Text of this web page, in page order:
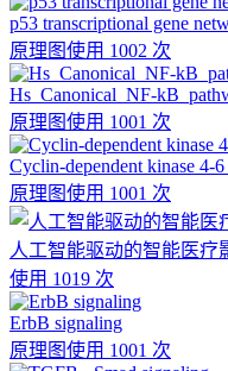
p53 transcriptional gene
原理图使用 1002 次
Hs_Canonical_NF-
原理图使用 1001 次
Cyclin-dependent kinase 4-
原理图使用 1001 次
人工智能驱动的智能医疗
使用 1019 次
ErbB signaling
原理图使用 1001 次